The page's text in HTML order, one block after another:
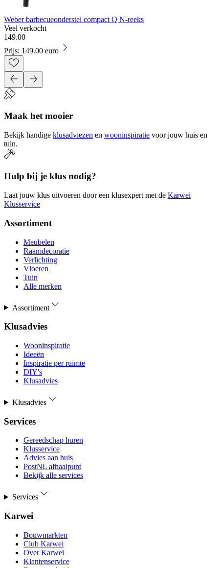
Weber barbecueonderstel compact Q N-reeks
Veel verkocht
149.00
Prijs: 149.00 euro
Maak het mooier
Bekijk handige klusadviezen en wooninspiratie voor jouw huis en
tuin.
Hulp bij je klus nodig?
Laat jouw klus uitvoeren door een klusexpert met de Karwei
Klusservice
Assortiment
Meubelen
Raamdecoratie
Verlichting
Vloeren
Tuin
Alle merken
Assortiment
Klusadvies
Wooninspiratie
Ideeën
Inspiratie per ruimte
DIY's
Klusadvies
Klusadvies
Services
Gereedschap huren
Klusservice
Advies aan huis
PostNL afhaalpunt
Bekijk alle services
Services
Karwei
Bouwmarkten
Club Karwei
Over Karwei
Klantenservice